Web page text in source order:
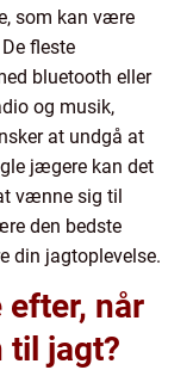
som kan være
fleste
bluetooth eller
og musik,
at undgå at
jægere kan det
vænne sig til
den bedste
din jagtoplevelse.
efter, når
til jagt?